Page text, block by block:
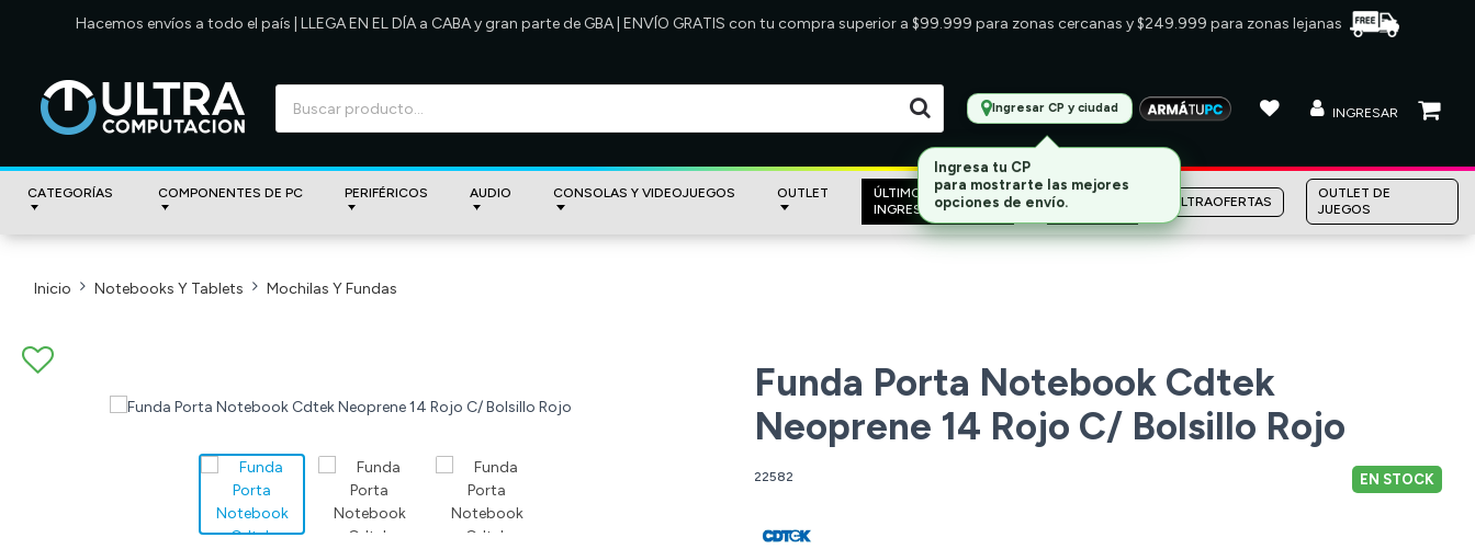
Hacemos envíos a todo el país | LLEGA EN EL DÍA a CABA y gran parte de GBA | ENVÍO GRATIS con tu compra superior a $99.999 para zonas cercanas y $249.999 para zonas lejanas
Ingresar CP y ciudad INGRESAR
CATEGORÍAS COMPONENTES DE PC PERIFÉRICOS AUDIO CONSOLAS Y VIDEOJUEGOS OUTLET
ÚLTIMOS
INGRESOS
MARCAS
ULTRAOFERTAS
OUTLET DE
JUEGOS
Inicio Notebooks Y Tablets Mochilas Y Fundas
Funda Porta Notebook Cdtek
Neoprene 14 Rojo C/ Bolsillo Rojo
22582 EN STOCK